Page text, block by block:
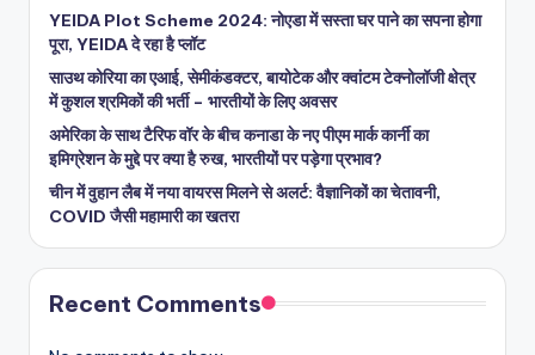
YEIDA Plot Scheme 2024: नोएडा में सस्ता घर पाने का सपना होगा
पूरा, YEIDA दे रहा है प्लॉट
साउथ कोरिया का एआई, सेमीकंडक्टर, बायोटेक और क्वांटम टेक्नोलॉजी क्षेत्र
में कुशल श्रमिकों की भर्ती – भारतीयों के लिए अवसर
अमेरिका के साथ टैरिफ वॉर के बीच कनाडा के नए पीएम मार्क कार्नी का
इमिग्रेशन के मुद्दे पर क्या है रुख, भारतीयों पर पड़ेगा प्रभाव?
चीन में वुहान लैब में नया वायरस मिलने से अलर्ट: वैज्ञानिकों का चेतावनी,
COVID जैसी महामारी का खतरा
Recent Comments